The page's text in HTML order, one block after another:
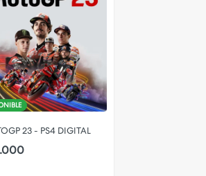
23 - PS4 DIGITAL